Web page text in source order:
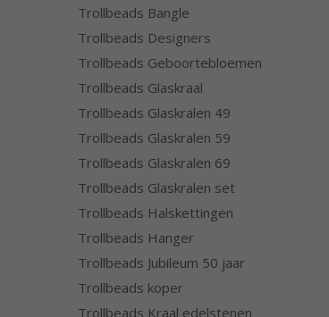
Trollbeads Bangle
Trollbeads Designers
Trollbeads Geboortebloemen
Trollbeads Glaskraal
Trollbeads Glaskralen 49
Trollbeads Glaskralen 59
Trollbeads Glaskralen 69
Trollbeads Glaskralen set
Trollbeads Halskettingen
Trollbeads Hanger
Trollbeads Jubileum 50 jaar
Trollbeads koper
Trollbeads Kraal edelstenen